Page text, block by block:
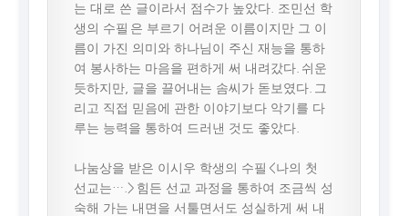
는 대로 쓴 글이라서 점수가 높았다. 조민선 학
생의 수필 은 부르기 어려운 이름이지만 그 이
름이 가진 의미와 하나님이 주신 재능을 통하
여 봉사하는 마음을 편하게 써 내려갔다. 쉬운
듯하지만, 글을 끌어내는 솜씨가 돋보였다. 그
리고 직접 믿음에 관한 이야기보다 악기를 다
루는 능력을 통하여 드러낸 것도 좋았다.
나눔상을 받은 이시우 학생의 수필 <나의 첫
선교는….> 힘든 선교 과정을 통하여 조금씩 성
숙해 가는 내면을 서툴면서도 성실하게 써 내